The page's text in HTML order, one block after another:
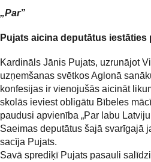
„Par”
Pujats aicina deputātus
Kardināls Jānis Pujats, uzrunājot
uzņemšanas svētkos Aglonā
konfesijas ir vienojušās aicināt
skolās ieviest obligātu Bībeles
paudusi apvienība „Par labu
Saeimas deputātus šajā svarīgajā
sacīja Pujats.
Savā sprediķī Pujats pasauli